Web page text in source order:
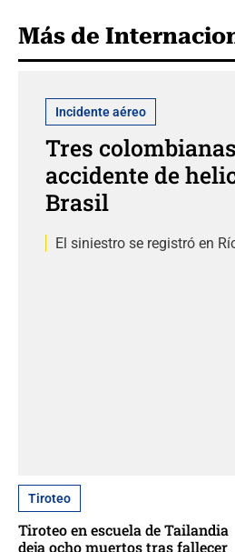
Más de
Incidente aéreo
Tres
accidente de
Brasil
El siniestro se registró en
Tiroteo
Tiroteo en escuela de Tailandia
deja ocho muertos tras fallecer